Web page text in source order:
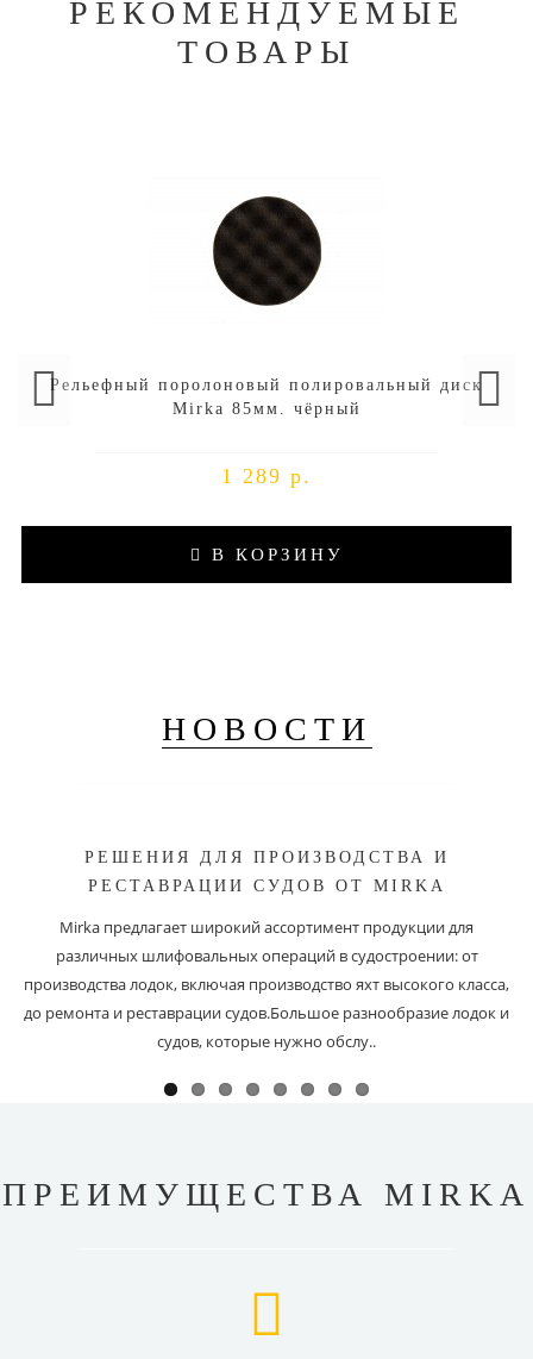
РЕКОМЕНДУЕМЫЕ
ТОВАРЫ
Рельефный поролоновый полировальный диск
Mirka 85мм. чёрный
1 289 р.
В КОРЗИНУ
НОВОСТИ
РЕШЕНИЯ ДЛЯ ПРОИЗВОДСТВА И
РЕСТАВРАЦИИ СУДОВ ОТ MIRKA
Mirka предлагает широкий ассортимент продукции для
различных шлифовальных операций в судостроении: от
производства лодок, включая производство яхт высокого класса,
до ремонта и реставрации судов.Большое разнообразие лодок и
судов, которые нужно обслу..
ПРЕИМУЩЕСТВА MIRKA